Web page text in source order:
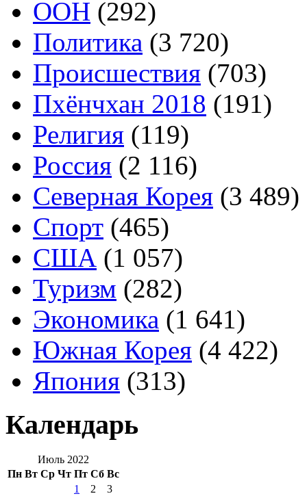
ООН (292)
Политика (3 720)
Происшествия (703)
Пхёнчхан 2018 (191)
Религия (119)
Россия (2 116)
Северная Корея (3 489)
Спорт (465)
США (1 057)
Туризм (282)
Экономика (1 641)
Южная Корея (4 422)
Япония (313)
Календарь
Июль 2022
Пн Вт Ср Чт Пт Сб Вс
1 2
3